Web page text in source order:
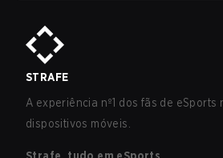
STRAFE
A experiência nº1 dos fãs de eSports
dispositivos móveis.